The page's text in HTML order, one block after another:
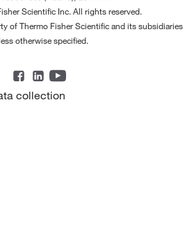
Scientific Inc. All rights reserved.
of Thermo Fisher Scientific and its subsidiaries
otherwise specified.